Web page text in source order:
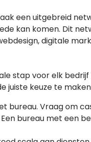
een uitgebreid
kan komen. Dit
digitale
stap voor elk bedrijf
juiste keuze te
bureau. Vraag om
bureau met een